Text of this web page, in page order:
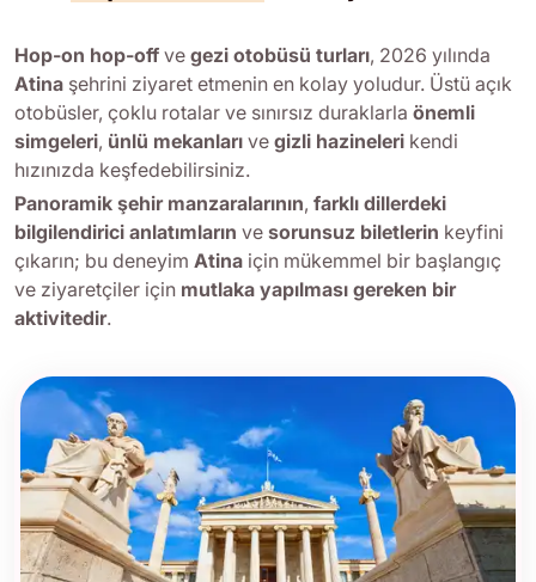
Hop-on hop-off ve gezi otobüsü turları, 2026 yılında
Atina şehrini ziyaret etmenin en kolay yoludur. Üstü açık
otobüsler, çoklu rotalar ve sınırsız duraklarla önemli
simgeleri, ünlü mekanları ve gizli hazineleri kendi
hızınızda keşfedebilirsiniz.
Panoramik şehir manzaralarının, farklı dillerdeki
bilgilendirici anlatımların ve sorunsuz biletlerin keyfini
çıkarın; bu deneyim Atina için mükemmel bir başlangıç
ve ziyaretçiler için mutlaka yapılması gereken bir
aktivitedir.